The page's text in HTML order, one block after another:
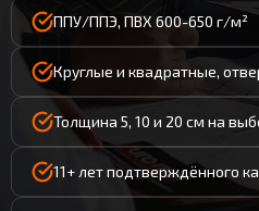
ППУ/ППЭ, ПВХ 600-650 г/м²
Круглые и квадратные,
Толщина 5, 10 и 20 см на
11+ лет подтверждённого